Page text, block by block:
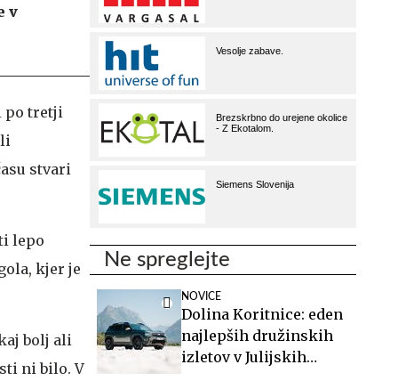
v
po tretji
stvari
lepo
kjer je
bolj ali
ni bilo. V
Ne spreglejte
NOVICE
Dolina Koritnice: eden
najlepših družinskih
izletov v Julijskih